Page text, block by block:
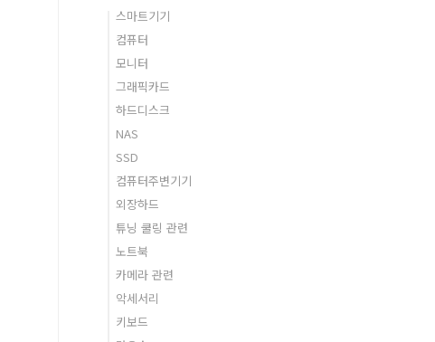
스마트기기
컴퓨터
모니터
그래픽카드
하드디스크
NAS
SSD
컴퓨터주변기기
외장하드
튜닝 쿨링 관련
노트북
카메라 관련
악세서리
키보드